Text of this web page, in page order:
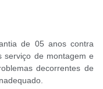
de 05 anos contra
serviço de montagem e
decorrentes de